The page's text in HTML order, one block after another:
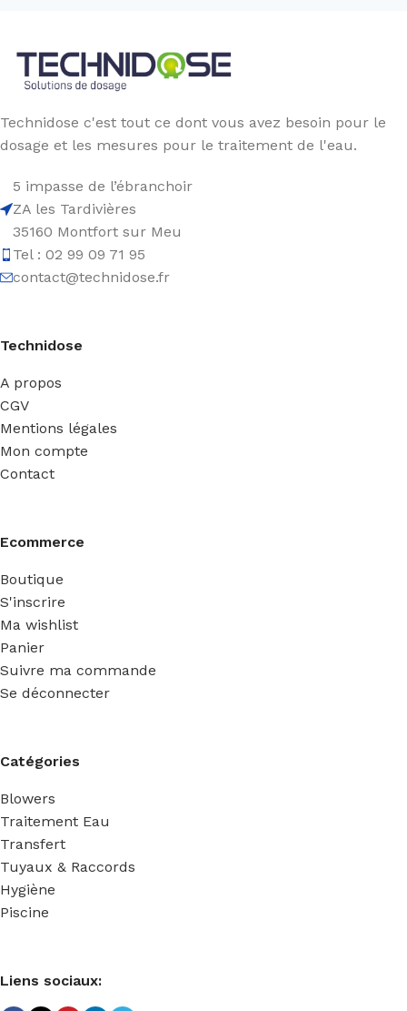
Technidose c'est tout ce dont vous avez besoin pour le
dosage et les mesures pour le traitement de l'eau.
5 impasse de l’ébranchoir
ZA les Tardivières
35160 Montfort sur Meu
Tel : 02 99 09 71 95
contact@technidose.fr
Technidose
A propos
CGV
Mentions légales
Mon compte
Contact
Ecommerce
Boutique
S'inscrire
Ma wishlist
Panier
Suivre ma commande
Se déconnecter
Catégories
Blowers
Traitement Eau
Transfert
Tuyaux & Raccords
Hygiène
Piscine
Liens sociaux: